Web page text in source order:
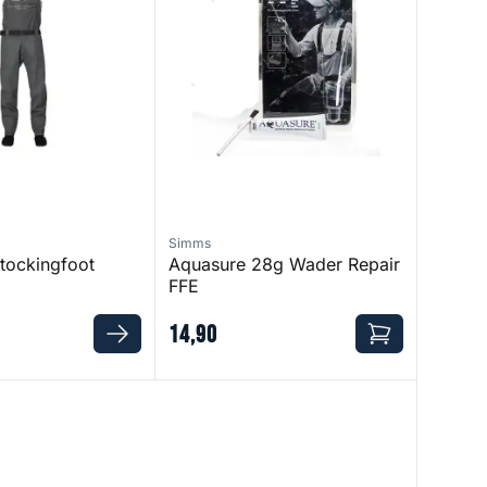
Simms
Aquasure 28g Wader Repair
FFE
14,90